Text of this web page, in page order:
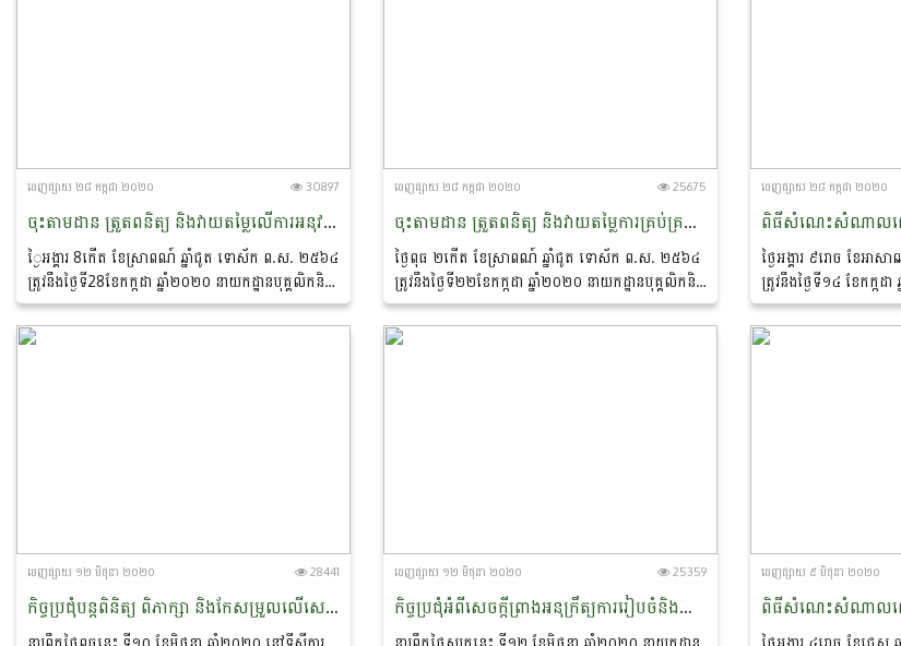
ចេញ​ផ្សាយ​ ២៨ កក្កដា ២០២០ 30897
ចុះតាមដាន ត្រួតពនិត្យ និងវាយតម្លៃលើការអនុវត្តមុខងារ ភារកិច្ចតាមរចនាសម្ព័ន្ធ និងទំហំការងារ របស់មន្ទីរកសិកម្ម រុក្ខាប្រមាញ់ និងនេសាទខេត្តកោះកុង
្ងៃអង្គារ 8កើត ខែស្រាពណ៍ ឆ្នាំជូត ទោស័ក ព.ស. ២៥៦៤
ត្រូវនឹងថ្ងៃទី28ខែកក្កដា ឆ្នាំ២០២០ នាយកដ្ឋានបុគ្គលិកនិង
អភិវឌ្ឍន៍ធនធានមនុស្ស បានចុះតាមដាន ត្រួតពនិត្យ និង
វាយតម្លៃលើការអនុវត្តមុខងារ...
ចេញ​ផ្សាយ​ ២៨ កក្កដា ២០២០ 25675
ចុះតាមដាន ត្រួតពនិត្យ និងវាយតម្លៃការគ្រប់គ្រងធនធានមនុស្សតាមប្រព័ន្ធ HRMIS នៅមន្ទីរកសិកម្ម រុក្ខាប្រមាញ់ និងនេសាទខេត្តមណ្ឌលគិរី
ថ្ងៃពុធ ២កើត ខែស្រាពណ៍ ឆ្នាំជូត ទោស័ក ព.ស. ២៥៦៤
ត្រូវនឹងថ្ងៃទី២២ខែកក្កដា ឆ្នាំ២០២០ នាយកដ្ឋានបុគ្គលិកនិង
អភិវឌ្ឍន៍ធនធានមនុស្ស បានចុះតាមដាន ត្រួតពនិត្យ និង
វាយតម្លៃការគ្រប់គ្រងធនធានមនុស្សតាមប្រព័ន្ធ...
ចេញ​ផ្សាយ​ ២៨ កក្កដា ២០២០
ថ្ងៃអង្គារ ៩រោច ខែអ
ត្រូវនឹងថ្ងៃទី១៤ ខែកក្កដ
សំណាលលេីការងារដឹកនាំគ្
និងនេសាទខេត្តព្រះសីហ
ចេញ​ផ្សាយ​ ១២ មិថុនា ២០២០ 28441
កិច្ចប្រជុំបន្តពិនិត្យ ពិភាក្សា និងកែសម្រួលលើសេចក្តីព្រាងអនុក្រឹត្យស្តីពីការរៀបចំ និងការប្រព្រឹត្តរបស់សាលាទាំងបី ក្រោមអធិបតីភាព ឯកឧត្តម សេន សុវណ្ណ រដ្ឋលេខាធិការនៃក្រសួងកសិកម្ម រុក្ខាប្រមាញ់ និងនេសាទ
នាព្រឹកថ្ងៃពុធនេះ ទី១០ ខែមិថុនា ឆ្នាំ២០២០ នៅទីស្តីការ
ចេញ​ផ្សាយ​ ១២ មិថុនា ២០២០ 25359
កិច្ចប្រជុំអំពីសេចក្តីព្រាងអនុក្រឹត្យការរៀបចំនិងការប្រព្រឹត្តទៅរបស់ក្រសួងកសិកម្ម រុក្ខាប្រមាញ់ និងនេសាទ
នាព្រឹកថ្ងៃសុក្រនេះ ទី១២ ខែមិថុនា ឆ្នាំ២០២០ នាយកដ្ឋាន
ចេញ​ផ្សាយ​ ៩ មិថុនា ២០២០
ថ្ងៃអង្គារ ៤រោច ខែជេ